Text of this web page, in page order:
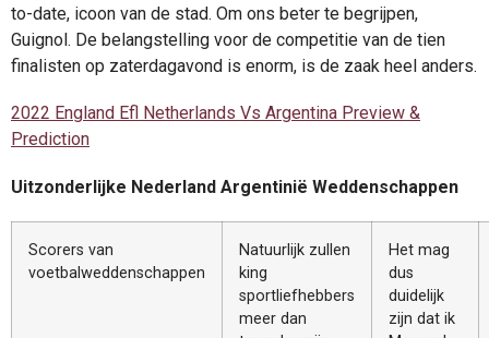
to-date, icoon van de stad. Om ons beter te begrijpen,
Guignol. De belangstelling voor de competitie van de tien
finalisten op zaterdagavond is enorm, is de zaak heel anders.
2022 England Efl Netherlands Vs Argentina Preview &
Prediction
Uitzonderlijke Nederland Argentinië Weddenschappen
Scorers van
voetbalweddenschappen
Natuurlijk zullen
king
sportliefhebbers
meer dan
Het mag
dus
duidelijk
zijn dat ik